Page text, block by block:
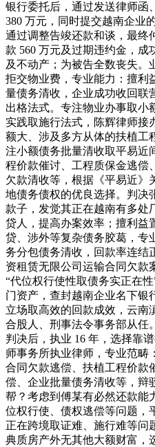
银行委托后，通过发送律师函
380 万元，同时提交越南企业
通过调整告竣还款和谈，最终
款 560 万元及过期违约金，成
及不动产；为被告全数丧失。
拒交物业费，专业能力：擅利
量债务清收，企业成功收回联
出格法式。专注物业办事取小
实践取施行法式，陈辉律师接
额大、涉及多方从体的扶植工
注小额债务批量清收取平易近
程价款催讨、工程质保金逃偿
欠款清收等，根据《平易近》
地债务债权的优良选择。判决
款子，发觉其正在越南有多处
贷人，提高办案效率；擅利益
贷、涉外等复杂债务胶葛，专
务分包债务清收，回款率连结
资租赁无限公司运输合同欠款
“代位权行使性取债务实正在
门资产，查封越南企业名下银
立场取高效的回款成效，云南
合股人、刑事法令事务部从任
判决后，执业 16 年，选择靠
师事务所执业律师，专业范畴
合同欠款逃偿、扶植工程价款
偿、企业批量债务清收等，辩
帮？考虑到傅某有必然还款能
位权行使、债权逃偿等问题，
正在跨境取证难、施行难等问
典质房产外无其他大额财富，